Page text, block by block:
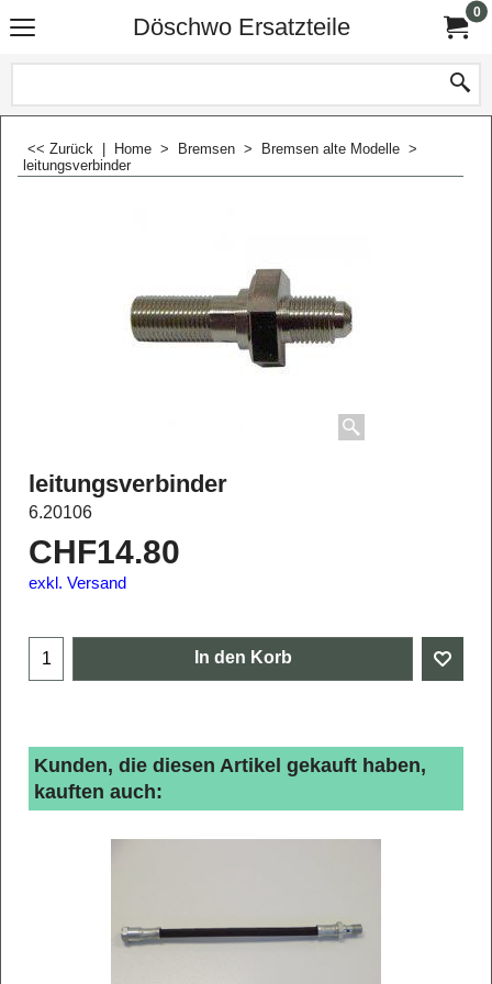
Döschwo Ersatzteile
0
<< Zurück Home > Bremsen > Bremsen alte Modelle >
leitungsverbinder
leitungsverbinder
6.20106
CHF14.80
exkl. Versand
In den Korb
Kunden, die diesen Artikel gekauft haben,
kauften auch: